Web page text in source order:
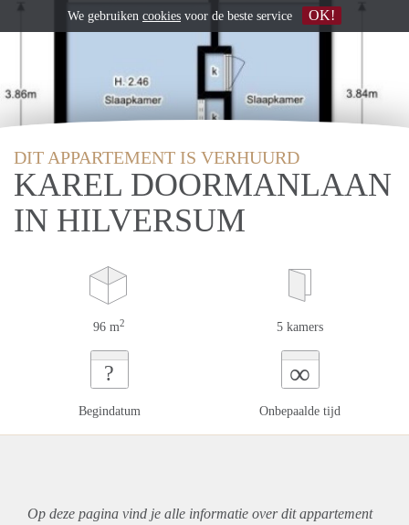
DIT APPARTEMENT IS VERHUURD
KAREL DOORMANLAAN
IN HILVERSUM
96 m2 5 kamers
?
Begindatum
∞
Onbepaalde tijd
Op deze pagina vind je alle informatie over ditappartement
We gebruiken cookies voor de beste service OK!